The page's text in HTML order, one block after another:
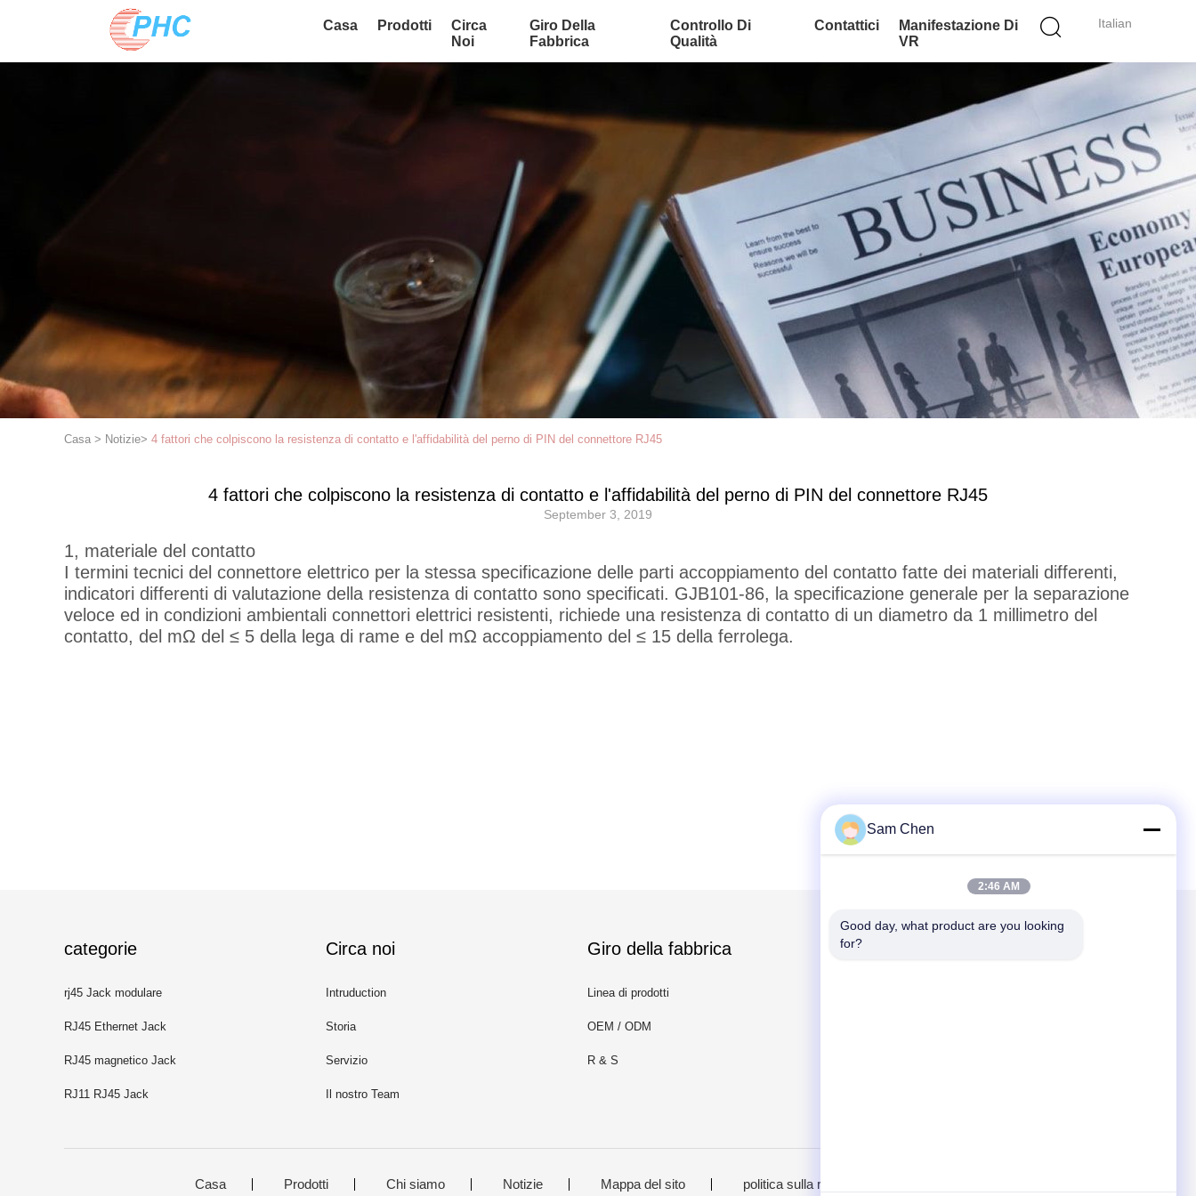
Italian
Casa Prodotti
Circa
Noi
Giro Della
Fabbrica
Controllo Di
Qualità
Contattici
Manifestazione Di
VR
Casa > Notizie> 4 fattori che colpiscono la resistenza di contatto e l'affidabilità del perno di PIN del connettore RJ45
4 fattori che colpiscono la resistenza di contatto e l'affidabilità del perno di PIN del connettore RJ45
September 3, 2019
1, materiale del contatto
I termini tecnici del connettore elettrico per la stessa specificazione delle parti accoppiamento del contatto fatte dei materiali differenti,
indicatori differenti di valutazione della resistenza di contatto sono specificati. GJB101-86, la specificazione generale per la separazione
veloce ed in condizioni ambientali connettori elettrici resistenti, richiede una resistenza di contatto di un diametro da 1 millimetro del
contatto, del mΩ del ≤ 5 della lega di rame e del mΩ accoppiamento del ≤ 15 della ferrolega.
categorie
rj45 Jack modulare
RJ45 Ethernet Jack
RJ45 magnetico Jack
RJ11 RJ45 Jack
Circa noi
Intruduction
Storia
Servizio
Il nostro Team
Giro della fabbrica
Linea di prodotti
OEM / ODM
R & S
Scrivici
Casa Prodotti Chi siamo Notizie Mappa del sito politica sulla riservatezza
Sam Chen
2:46 AM
Good day, what product are you looking
for?